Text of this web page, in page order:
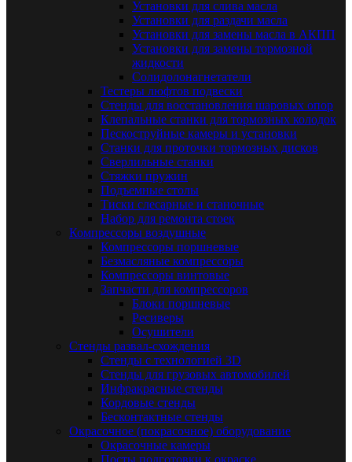
Установки для слива масла
Установки для раздачи масла
Установки для замены масла в АКПП
Установки для замены тормозной
жидкости
Солидолонагнетатели
Тестеры люфтов подвески
Стенды для восстановления шаровых опор
Клепальные станки для тормозных колодок
Пескоструйные камеры и установки
Станки для проточки тормозных дисков
Сверлильные станки
Стяжки пружин
Подъемные столы
Тиски слесарные и станочные
Набор для ремонта стоек
Компрессоры воздушные
Компрессоры поршневые
Безмасляные компрессоры
Компрессоры винтовые
Запчасти для компрессоров
Блоки поршневые
Ресиверы
Осушители
Стенды развал-схождения
Стенды с технологией 3D
Стенды для грузовых автомобилей
Инфракрасные стенды
Кордовые стенды
Бесконтактные стенды
Окрасочное (покрасочное) оборудование
Окрасочные камеры
Посты подготовки к окраске